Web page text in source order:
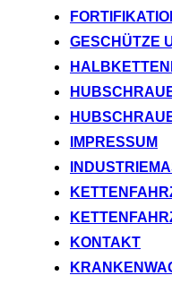
GESCHÜTZE
IMPRESSUM
KONTAKT